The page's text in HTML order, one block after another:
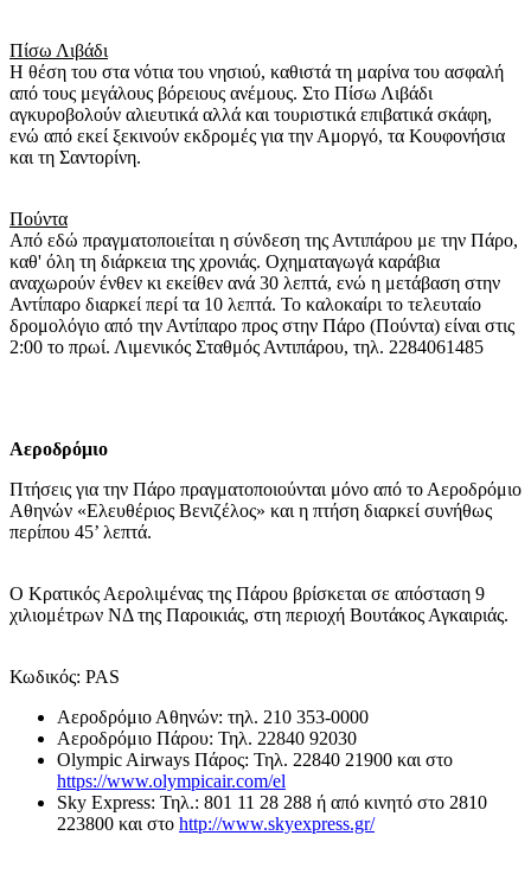
Πίσω Λιβάδι
Η θέση του στα νότια του νησιού, καθιστά τη μαρίνα του ασφαλή
από τους μεγάλους βόρειους ανέμους. Στο Πίσω Λιβάδι
αγκυροβολούν αλιευτικά αλλά και τουριστικά επιβατικά σκάφη,
ενώ από εκεί ξεκινούν εκδρομές για την Αμοργό, τα Κουφονήσια
και τη Σαντορίνη.
Πούντα
Από εδώ πραγματοποιείται η σύνδεση της Αντιπάρου με την Πάρο,
καθ' όλη τη διάρκεια της χρονιάς. Οχηματαγωγά καράβια
αναχωρούν ένθεν κι εκείθεν ανά 30 λεπτά, ενώ η μετάβαση στην
Αντίπαρο διαρκεί περί τα 10 λεπτά. Το καλοκαίρι το τελευταίο
δρομολόγιο από την Αντίπαρο προς στην Πάρο (Πούντα) είναι στις
2:00 το πρωί. Λιμενικός Σταθμός Αντιπάρου, τηλ. 2284061485
Αεροδρόμιο
Πτήσεις για την Πάρο πραγματοποιούνται μόνο από το Αεροδρόμιο
Αθηνών «Ελευθέριος Βενιζέλος» και η πτήση διαρκεί συνήθως
περίπου 45’ λεπτά.
Ο Κρατικός Αερολιμένας της Πάρου βρίσκεται σε απόσταση 9
χιλιομέτρων ΝΔ της Παροικιάς, στη περιοχή Βουτάκος Αγκαιριάς.
Κωδικός: PAS
Αεροδρόμιο Αθηνών: τηλ. 210 353-0000
Αεροδρόμιο Πάρου: Τηλ. 22840 92030
Olympic Airways Πάρος: Τηλ. 22840 21900 και στο
https://www.olympicair.com/el
Sky Express: Τηλ.: 801 11 28 288 ή από κινητό στο 2810
223800 και στο http://www.skyexpress.gr/